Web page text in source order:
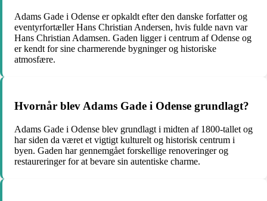
Adams Gade i Odense er opkaldt efter den danske forfatter og
eventyrfortæller Hans Christian Andersen, hvis fulde navn var
Hans Christian Adamsen. Gaden ligger i centrum af Odense og
er kendt for sine charmerende bygninger og historiske
atmosfære.
Hvornår blev Adams Gade i Odense grundlagt?
Adams Gade i Odense blev grundlagt i midten af 1800-tallet og
har siden da været et vigtigt kulturelt og historisk centrum i
byen. Gaden har gennemgået forskellige renoveringer og
restaureringer for at bevare sin autentiske charme.